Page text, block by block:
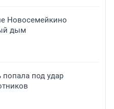
Новосемейкино
дым
попала под удар